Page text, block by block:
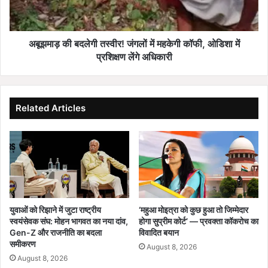
स्थ
ना
ग
वि
सि
छ
त्ती
स
ग
ढ़
का
धा
र
हैं
ब
द
ले
ग
लों
में
म
ह
के
गी
कॉ
फी
,
ओ
डि
अबूझमाड़ की बदलेगी तस्वीर! जंगलों में महकेगी कॉफी, ओडिशा में
प्रशिक्षण लेंगे अधिकारी
Related Articles
युवाओं को रिझाने में जुटा राष्ट्रीय
स्वयंसेवक संघ: मोहन भागवत का नया दांव,
Gen-Z और राजनीति का बदला
समीकरण
August 8, 2026
‘महुआ मोइत्रा को कुछ हुआ तो जिम्मेदार
होगा सुप्रीम कोर्ट’ — प्रवक्ता कॉकरोच का
विवादित बयान
August 8, 2026